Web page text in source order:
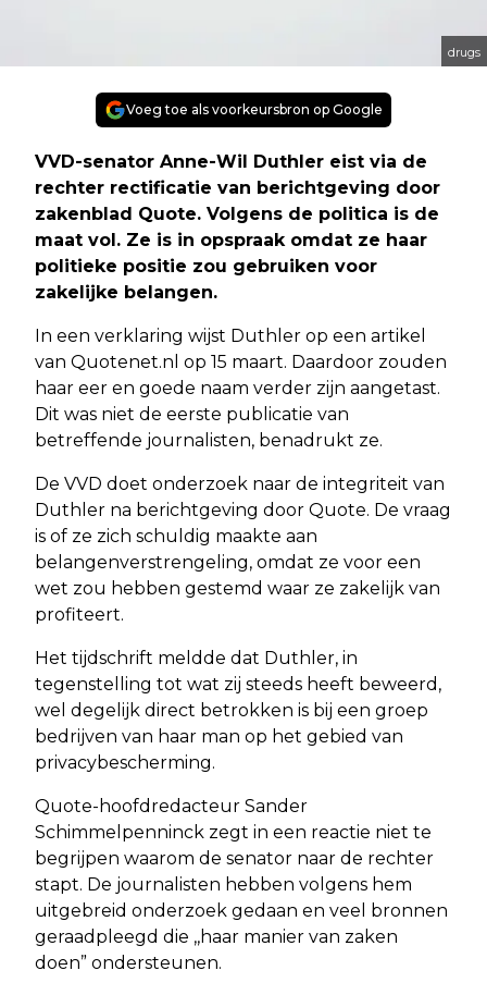
drugs
Voeg toe als voorkeursbron op Google
VVD-senator Anne-Wil Duthler eist via de
rechter rectificatie van berichtgeving door
zakenblad Quote. Volgens de politica is de
maat vol. Ze is in opspraak omdat ze haar
politieke positie zou gebruiken voor
zakelijke belangen.
In een verklaring wijst Duthler op een artikel
van Quotenet.nl op 15 maart. Daardoor zouden
haar eer en goede naam verder zijn aangetast.
Dit was niet de eerste publicatie van
betreffende journalisten, benadrukt ze.
De VVD doet onderzoek naar de integriteit van
Duthler na berichtgeving door Quote. De vraag
is of ze zich schuldig maakte aan
belangenverstrengeling, omdat ze voor een
wet zou hebben gestemd waar ze zakelijk van
profiteert.
Het tijdschrift meldde dat Duthler, in
tegenstelling tot wat zij steeds heeft beweerd,
wel degelijk direct betrokken is bij een groep
bedrijven van haar man op het gebied van
privacybescherming.
Quote-hoofdredacteur Sander
Schimmelpenninck zegt in een reactie niet te
begrijpen waarom de senator naar de rechter
stapt. De journalisten hebben volgens hem
uitgebreid onderzoek gedaan en veel bronnen
geraadpleegd die ,,haar manier van zaken
doen” ondersteunen.